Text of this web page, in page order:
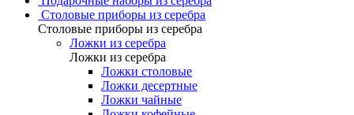
Столовые приборы из серебра
Столовые приборы из серебра
Ложки из серебра
Ложки из серебра
Ложки столовые
Ложки десертные
Ложки чайные